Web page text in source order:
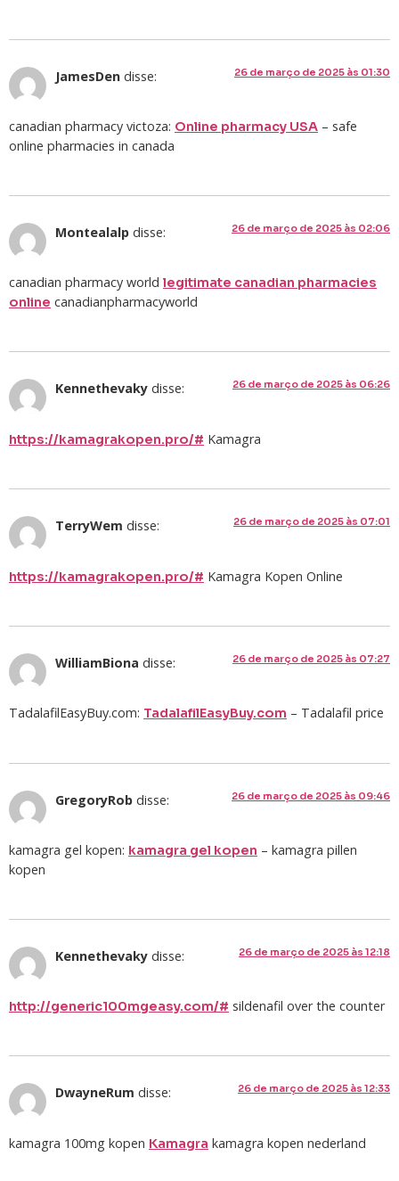
JamesDen disse: 26 de março de 2025 às 01:30
canadian pharmacy victoza: Online pharmacy USA – safe
online pharmacies in canada
Montealalp disse: 26 de março de 2025 às 02:06
canadian pharmacy world legitimate canadian pharmacies
online canadianpharmacyworld
Kennethevaky disse: 26 de março de 2025 às 06:26
https://kamagrakopen.pro/# Kamagra
TerryWem disse: 26 de março de 2025 às 07:01
https://kamagrakopen.pro/# Kamagra Kopen Online
WilliamBiona disse: 26 de março de 2025 às 07:27
TadalafilEasyBuy.com: TadalafilEasyBuy.com – Tadalafil price
GregoryRob disse: 26 de março de 2025 às 09:46
kamagra gel kopen: kamagra gel kopen – kamagra pillen
kopen
Kennethevaky disse: 26 de março de 2025 às 12:18
http://generic100mgeasy.com/# sildenafil over the counter
DwayneRum disse: 26 de março de 2025 às 12:33
kamagra 100mg kopen Kamagra kamagra kopen nederland